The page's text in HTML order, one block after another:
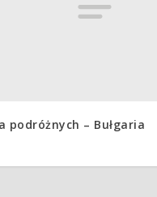
podróżnych – Bułgaria